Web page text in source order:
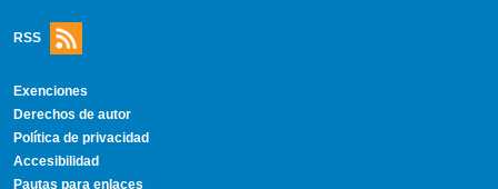
RSS
Exenciones
Derechos de autor
Política de privacidad
Accesibilidad
Pautas para enlaces